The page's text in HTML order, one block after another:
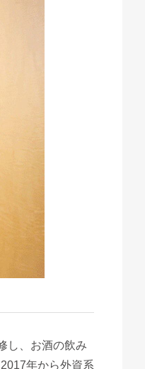
し、お酒の飲み
年から外資系